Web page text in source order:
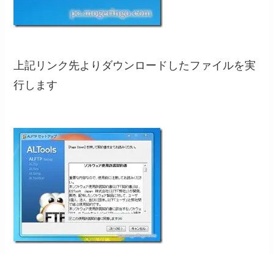
上記リンク先よりダウンロードしたファイルを実
行します